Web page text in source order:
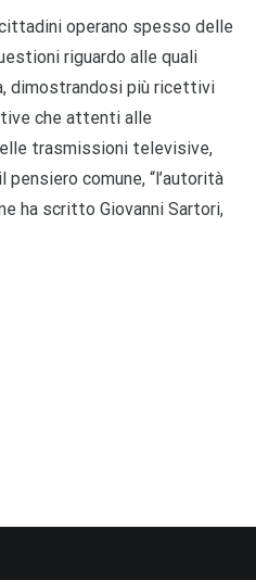
operano spesso delle
riguardo alle quali
dimostrandosi più ricettivi
che attenti alle
trasmissioni televisive,
comune, “l’autorità
ha scritto Giovanni Sartori,